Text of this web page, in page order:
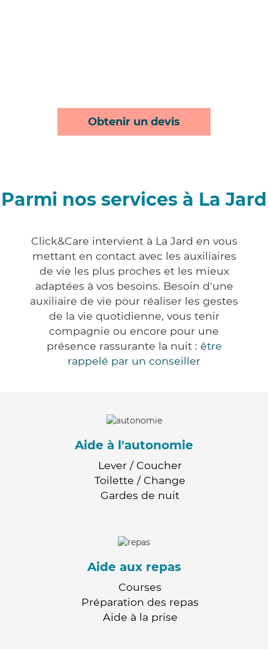
Obtenir un devis
Parmi nos services à La Jard
Click&Care intervient à La Jard en vous
mettant en contact avec les auxiliaires
de vie les plus proches et les mieux
adaptées à vos besoins. Besoin d'une
auxiliaire de vie pour réaliser les gestes
de la vie quotidienne, vous tenir
compagnie ou encore pour une
présence rassurante la nuit : être
rappelé par un conseiller
Aide à l'autonomie
Lever / Coucher
Toilette / Change
Gardes de nuit
Aide aux repas
Courses
Préparation des repas
Aide à la prise